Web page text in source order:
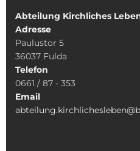
Abteilung Kirchliches
Adresse
Paulustor 5
36037 Fulda
Telefon
0661 / 87 - 353
Email